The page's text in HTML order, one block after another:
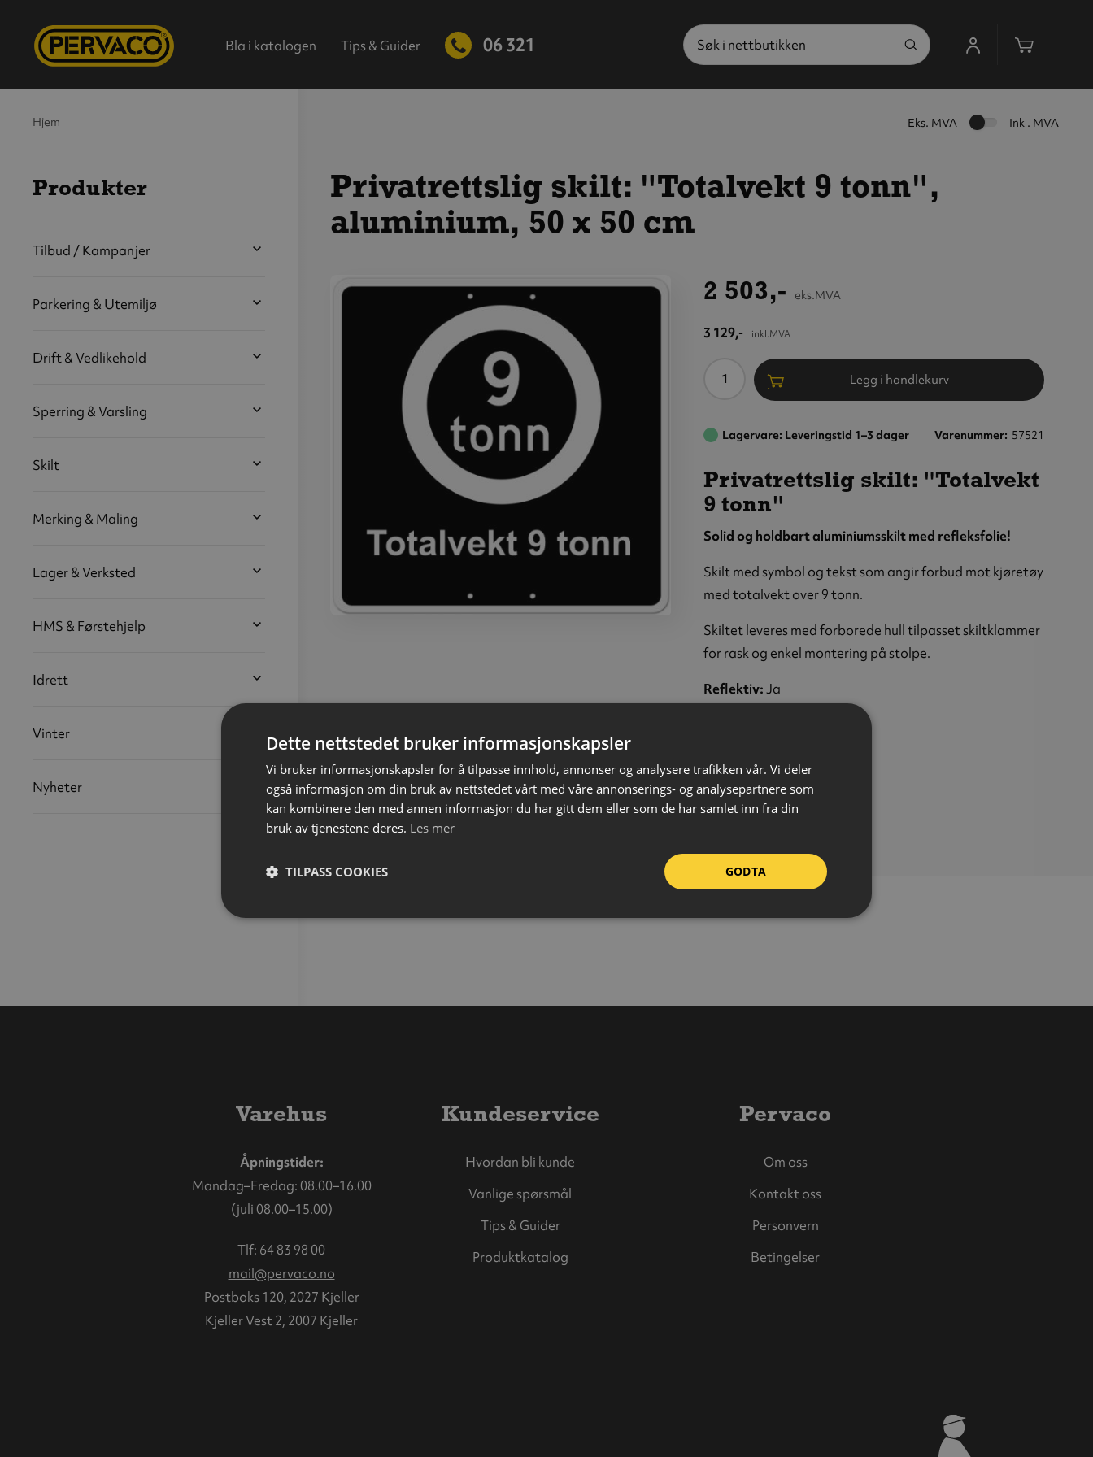
Bla i katalogen Tips & Guider 06 321
Søk
Eks. MVA Inkl. MVA
Privatrettslig skilt: "Totalvekt 9 tonn",
aluminium, 50 x 50 cm
2 503,- eks.MVA
3 129,- inkl.MVA
Antall Legg i handlekurv
Lagervare: Leveringstid 1–3 dager Varenummer 57521
Privatrettslig skilt: "Totalvekt
9 tonn"
Solid og holdbart aluminiumsskilt med refleksfolie!
Skilt med symbol og tekst som angir forbud mot kjøretøy
med totalvekt over 9 tonn.
Skiltet leveres med forborede hull tilpasset skiltklammer
for rask og enkel montering på stolpe.
Reflektiv:Ja
Størrelse:
500 x 500 mm
FDV-dokumentasjon
Hjem
Produkter
Hjem
Tilbud / Kampanjer
Parkering & Utemiljø
Drift & Vedlikehold
Sperring & Varsling
Skilt
Merking & Maling
Lager & Verksted
HMS & Førstehjelp
Idrett
Vinter
Nyheter
Varehus
Åpningstider:
Mandag–Fredag: 08.00–16.00
(juli 08.00–15.00)
Tlf: 64 83 98 00
mail@pervaco.no
Postboks 120, 2027 Kjeller
Kjeller Vest 2, 2007 Kjeller
Kundeservice
Hvordan bli kunde
Vanlige spørsmål
Tips & Guider
Produktkatalog
Pervaco
Om oss
Kontakt oss
Personvern
Betingelser
Dette nettstedet bruker informasjonskapsler
Vi bruker informasjonskapsler for å tilpasse innhold, annonser og analysere trafikken vår. Vi deler
også informasjon om din bruk av nettstedet vårt med våre annonserings- og analysepartnere som
kan kombinere den med annen informasjon du har gitt dem eller som de har samlet inn fra din
bruk av tjenestene deres. Les mer
GODTA
TILPASS COOKIES